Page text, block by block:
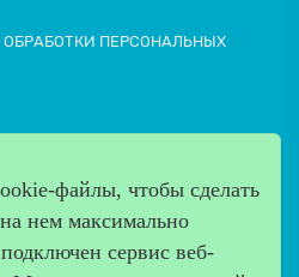
ПЕРСОНАЛЬНЫХ
файлы, чтобы сделать
нем максимально
сервис веб-